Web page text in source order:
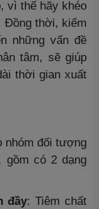
vì thế hãy khéo
Đồng thời, kiểm
những vấn đề
tâm, sẽ giúp
thời gian xuất
nhóm đối tượng
gồm có 2 dạng
đầy: Tiêm chất